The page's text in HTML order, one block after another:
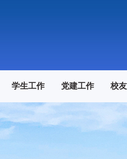
学生工作 党建工作 校